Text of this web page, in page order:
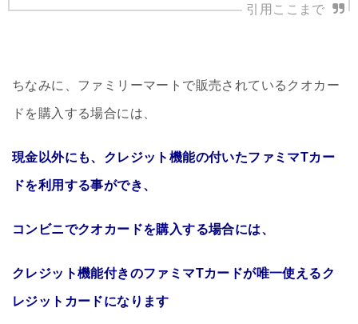
ちなみに、ファミリーマートで販売されているクオカー
ドを購入する場合には、
現金以外にも、クレジット機能の付いたファミマTカー
ドを利用する事ができ、
コンビニでクオカードを購入する場合には、
クレジット機能付きのファミマTカードが唯一使えるク
レジットカードになります